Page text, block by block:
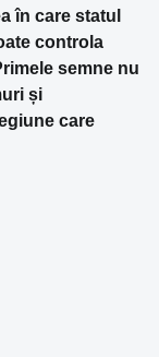
în care statul
controla
semne nu
și
care